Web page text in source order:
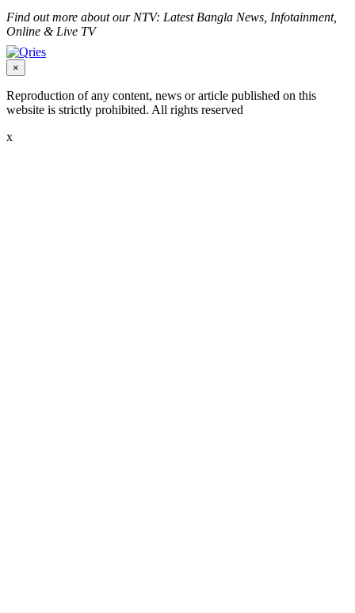
Find out more about our NTV: Latest Bangla News, Infotainment,
Online & Live TV
×
Reproduction of any content, news or article published on this
website is strictly prohibited. All rights reserved
x